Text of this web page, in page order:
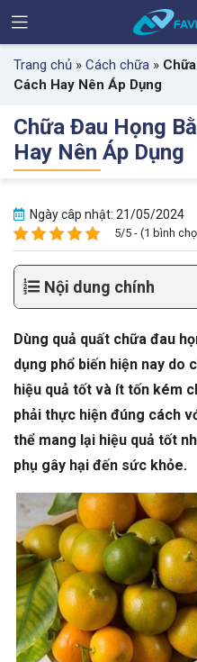
Trang chủ » Cách chữa »
Cách Hay Nên Áp Dụng
Chữa Đau Họng
Hay Nên Áp Dụng
Ngày câp nhật: 21/05/2024
5/5 - (1 bình
Nội dung chính
Dùng quả quất chữa đau
dụng phổ biến hiện nay do
hiệu quả tốt và ít tốn kém
phải thực hiện đúng cách
thể mang lại hiệu quả tốt
phụ gây hại đến sức khỏe.